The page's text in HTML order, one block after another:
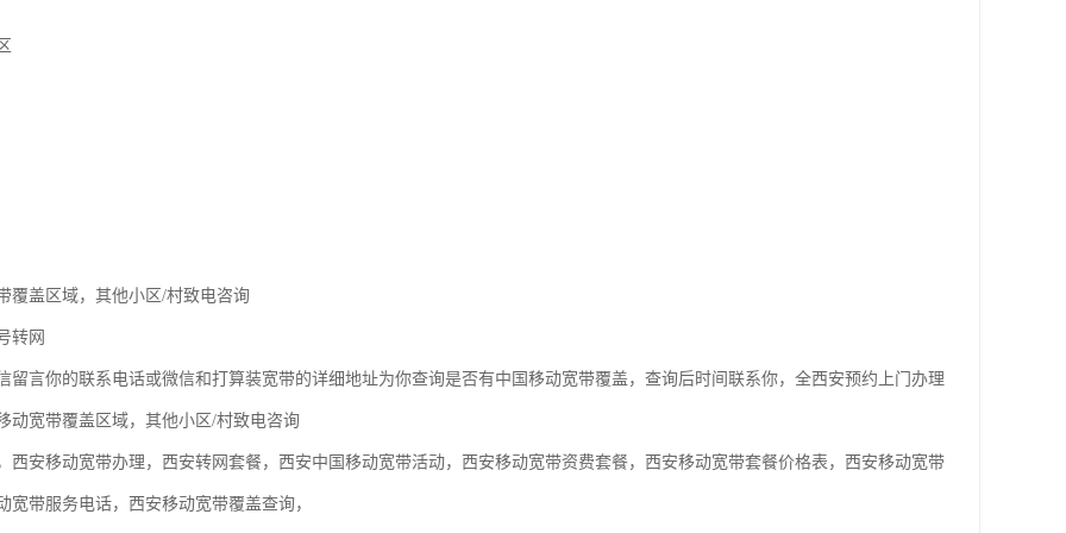
覆盖区域，其他小区/村致电咨询
转网
留言你的联系电话或微信和打算装宽带的详细地址为你查询是否有中国移动宽带覆盖，查询后时间联系你，全西安预约上门办理
动宽带覆盖区域，其他小区/村致电咨询
西安移动宽带办理，西安转网套餐，西安中国移动宽带活动，西安移动宽带资费套餐，西安移动宽带套餐价格表，西安移动宽带
宽带服务电话，西安移动宽带覆盖查询，